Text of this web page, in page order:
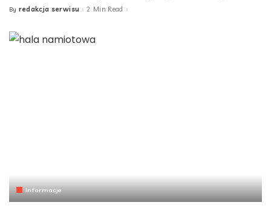
Posted
By redakcja serwisu 2 Min Read
Informacje